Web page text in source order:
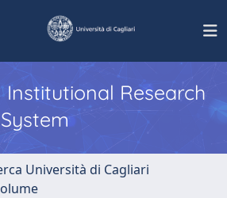
Institutional Research
Università di Cagliari